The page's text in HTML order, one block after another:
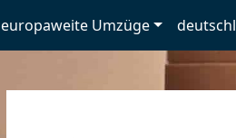
europaweite Umzüge